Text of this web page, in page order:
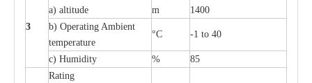
3
a) altitude m
1400
b) Operating Ambient
temperature
°C -1 to 40
c) Humidity % 85
Rating